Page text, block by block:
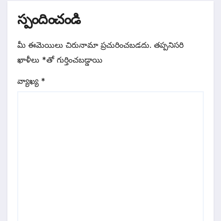
స్పందించండి
మీ ఈమెయిలు చిరునామా ప్రచురించబడదు. తప్పనిసరి
ఖాళీలు *‌తో గుర్తించబడ్డాయి
వ్యాఖ్య *